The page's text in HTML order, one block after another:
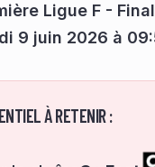
Ligue F -
9 juin 2026 à
À RETENIR :